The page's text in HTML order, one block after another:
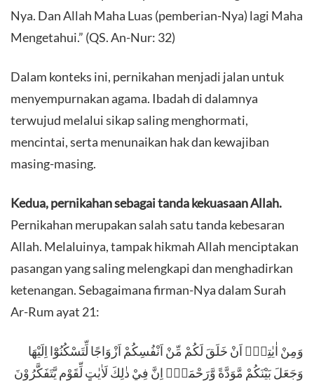
Nya. Dan Allah Maha Luas (pemberian-Nya) lagi Maha
Mengetahui.” (QS. An-Nur: 32)
​Dalam konteks ini, pernikahan menjadi jalan untuk
menyempurnakan agama. Ibadah di dalamnya
terwujud melalui sikap saling menghormati,
mencintai, serta menunaikan hak dan kewajiban
masing-masing.
Kedua, pernikahan sebagai tanda kekuasaan Allah.
Pernikahan merupakan salah satu tanda kebesaran
Allah. Melaluinya, tampak hikmah Allah menciptakan
pasangan yang saling melengkapi dan menghadirkan
ketenangan. Sebagaimana firman-Nya dalam Surah
Ar-Rum ayat 21:
​وَمِنْ اٰيٰتِهٖٓ اَنْ خَلَقَ لَكُمْ مِّنْ اَنْفُسِكُمْ اَزْوَاجًا لِّتَسْكُنُوْٓا اِلَيْهَا
وَجَعَلَ بَيْنَكُمْ مَّوَدَّةً وَّرَحْمَةًۗ اِنَّ فِيْ ذٰلِكَ لَاٰيٰتٍ لِّقَوْمٍ يَّتَفَكَّرُوْنَ